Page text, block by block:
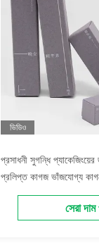
ভিডিও
প্রসাধনী সুগন্ধি
প্রলিপ্ত কাগজ ভাঁজযোগ্য
সেরা দাম